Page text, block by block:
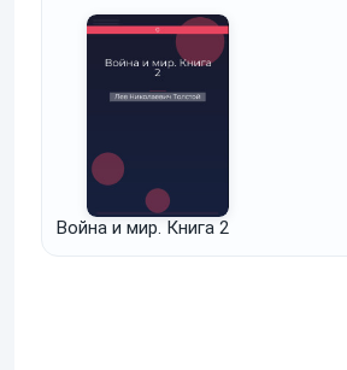
редакции и варианты
Война и мир. Книга 2